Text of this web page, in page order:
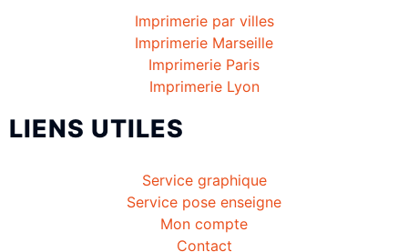
Imprimerie par villes
Imprimerie Marseille
Imprimerie Paris
Imprimerie Lyon
LIENS UTILES
Service graphique
Service pose enseigne
Mon compte
Contact